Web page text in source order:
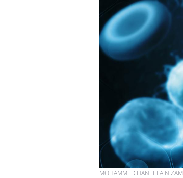
MOHAMMED HANEEFA